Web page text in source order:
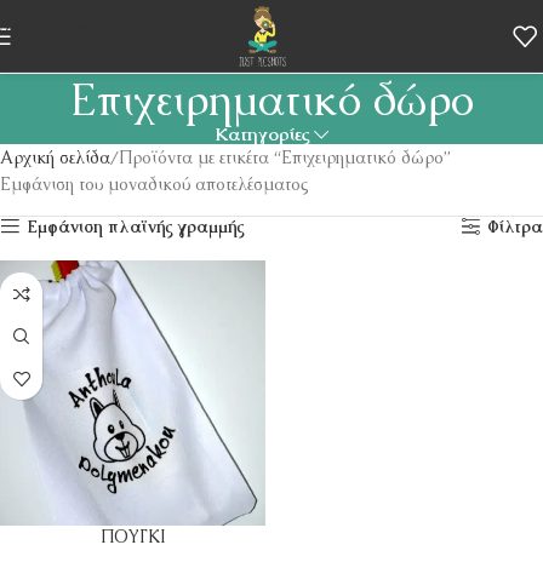
Skip to navigation
Skip to main content
Επιχειρηματικό δώρο
Κατηγορίες
Αρχική σελίδα Προϊόντα με ετικέτα “Επιχειρηματικό δώρο”
Εμφάνιση του μοναδικού αποτελέσματος
Εμφάνιση πλαϊνής γραμμής
Φίλτρα
ΠΟΥΓΚΙ